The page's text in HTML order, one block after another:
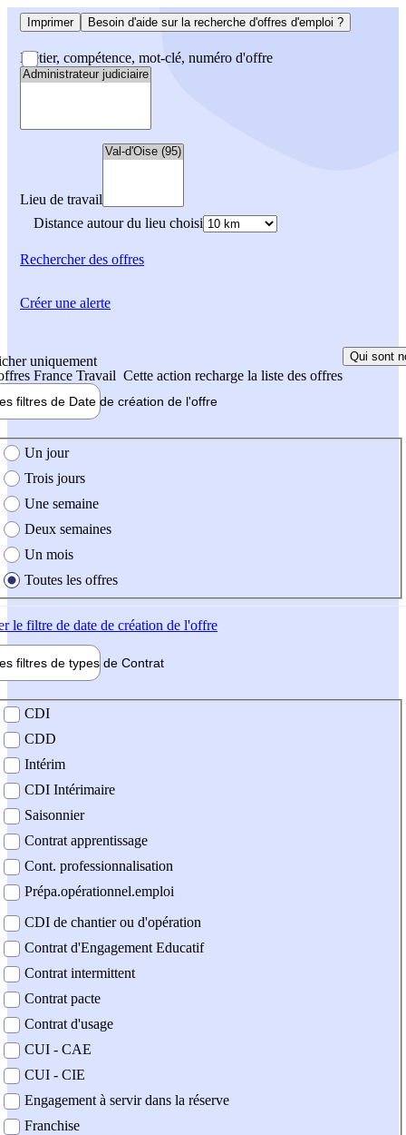
Imprimer Besoin d'aide sur la recherche d'offres d'emploi ?
Métier, compétence, mot-clé, numéro d'offre
Lieu de travail
Distance autour du lieu choisi
Rechercherdes offres
uniquement
France Travail Cette action recharge la liste des offres
Qui sont
filtres de Date de création de l'offre
création de l'offre
Un jour
Trois jours
Une semaine
Deux semaines
Un mois
Toutes les offres
le filtre de date de création de l'offre
filtres de types de Contrat
contrat
CDI
CDD
Intérim
CDI Intérimaire
Saisonnier
Contrat apprentissage
Cont. professionnalisation
Prépa.opérationnel.emploi
CDI de chantier ou d'opération
Contrat d'Engagement Educatif
Contrat intermittent
Contrat pacte
Contrat d'usage
CUI - CAE
CUI - CIE
Engagement à servir dans la réserve
Franchise
Créer une alerte